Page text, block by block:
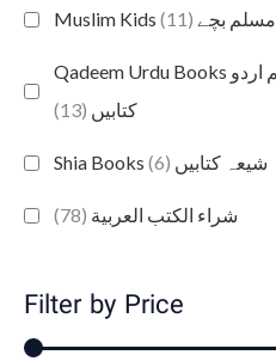
Muslim Kids مسلم بچے (11)
Qadeem Urdu Books قدیم اردو
کتابیں (13)
Shia Books شیعہ کتابیں (6)
شراء الكتب العربية (78)
Filter by Price